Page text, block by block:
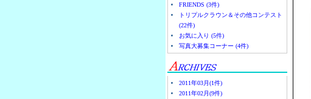
FRIENDS (3件)
トリプルクラウン＆その他コンテスト
(22件)
お気に入り (5件)
写真大募集コーナー (4件)
2011年03月(1件)
2011年02月(9件)